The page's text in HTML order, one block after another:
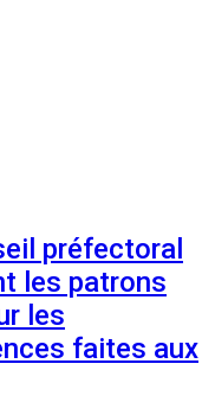
préfectoral
les patrons
les
faites aux